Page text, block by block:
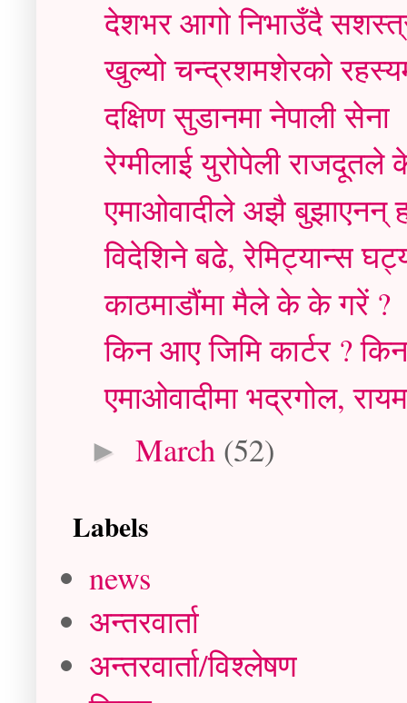
देशभर आगो निभाउँदै
खुल्यो चन्द्रशमशेरको
दक्षिण सुडानमा नेपाली सेना
रेग्मीलाई युरोपेली
एमाओवादीले अझै बुझाएनन्
विदेशिने बढे, रेमिट्यान्स
काठमाडौंमा मैले के के गरें ?
किन आए जिमि कार्टर ?
एमाओवादीमा भद्रगोल,
► March (52)
Labels
news
अन्तरवार्ता
अन्तरवार्ता/विश्लेषण